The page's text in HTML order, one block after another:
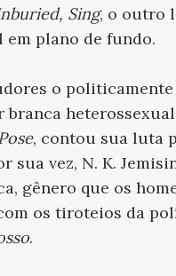
Sing, o outro
em plano de fundo.
o
, contou sua luta
sua vez, N. K.
gênero que os
os tiroteios da
.